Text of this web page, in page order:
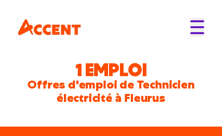
1 EMPLOI
Offres d'emploi de Technicien
électricité à Fleurus